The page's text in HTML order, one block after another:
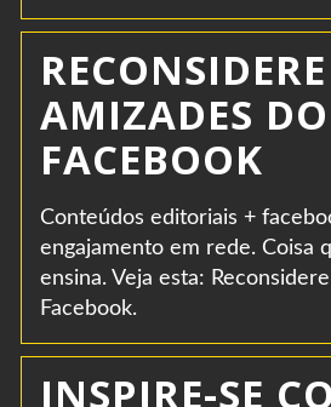
AMIZADES DO
FACEBOOK
Conteúdos editoriais +
engajamento em rede. Coisa
ensina. Veja esta:
Facebook.
INSPIRE-SE